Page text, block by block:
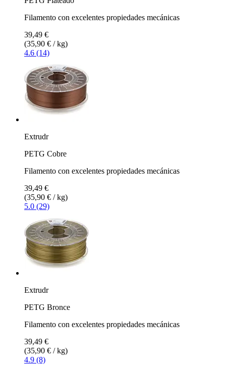
Filamento con excelentes propiedades mecánicas
39,49 €
(35,90 € / kg)
4.6 (14)
Extrudr
PETG Cobre
Filamento con excelentes propiedades mecánicas
39,49 €
(35,90 € / kg)
5.0 (29)
Extrudr
PETG Bronce
Filamento con excelentes propiedades mecánicas
39,49 €
(35,90 € / kg)
4.9 (8)